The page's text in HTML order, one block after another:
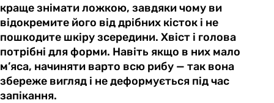
краще знімати ложкою, завдяки чому ви
відокремите його від дрібних кісток і не
пошкодите шкіру зсередини. Хвіст і голова
потрібні для форми. Навіть якщо в них мало
м’яса, начиняти варто всю рибу — так вона
збереже вигляд і не деформується під час
запікання.